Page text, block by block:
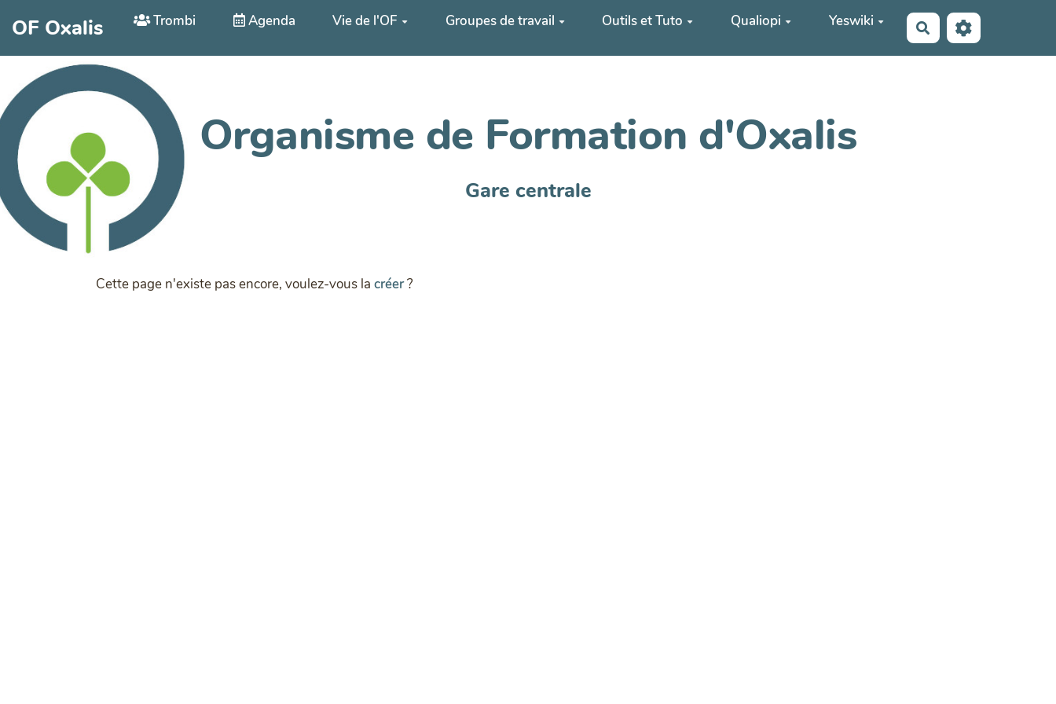
Aller au contenu principal
OF Oxalis Trombi Agenda Vie de l'OF Groupes de travail Outils et Tuto Qualiopi Yeswiki Rechercher
Organisme de Formation d'Oxalis
Gare centrale
Cette page n'existe pas encore, voulez-vous la créer?